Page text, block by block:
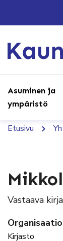
Asuminen ja
ympäristö
Etusivu
Vastaava
Organisaatio
Kirjasto